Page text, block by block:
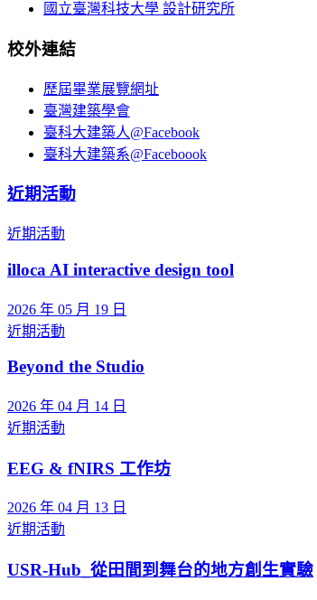
國立臺灣科技大學 設計研究所
校外連結
歷屆畢業展覽網址
臺灣建築學會
臺科大建築人@Facebook
臺科大建築系@Faceboook
近期活動
近期活動
illoca AI interactive design tool
2026 年 05 月 19 日
近期活動
Beyond the Studio
2026 年 04 月 14 日
近期活動
EEG & fNIRS 工作坊
2026 年 04 月 13 日
近期活動
USR-Hub_從田間到舞台的地方創生實驗